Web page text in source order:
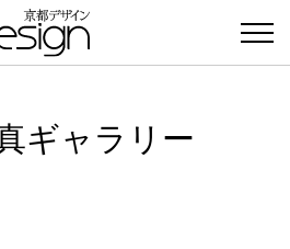
ギャラリー